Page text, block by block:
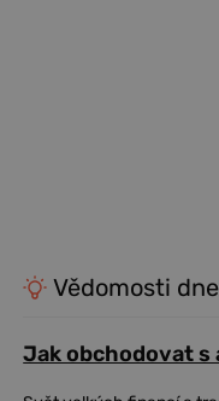
Vědomosti dne
Jak obchodovat s